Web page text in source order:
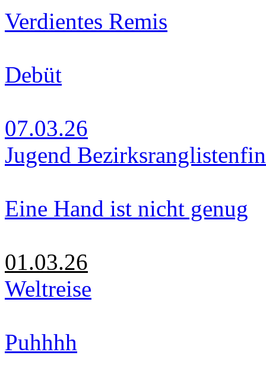
Verdientes Remis
Debüt
07.03.26
Jugend
Eine Hand ist nicht genug
01.03.26
Weltreise
Puhhhh